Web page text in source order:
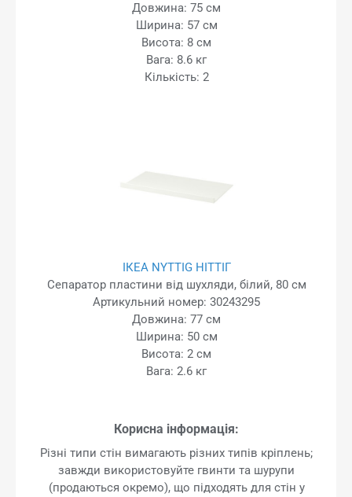
Довжина: 75 см
Ширина: 57 см
Висота: 8 см
Вага: 8.6 кг
Кількість: 2
ІКЕА NYTTIG НІТТІГ
Сепаратор пластини від шухляди, білий, 80 см
Артикульний номер: 30243295
Довжина: 77 см
Ширина: 50 см
Висота: 2 см
Вага: 2.6 кг
Корисна інформація:
Різні типи стін вимагають різних типів кріплень;
завжди використовуйте гвинти та шурупи
(продаються окремо), що підходять для стін у